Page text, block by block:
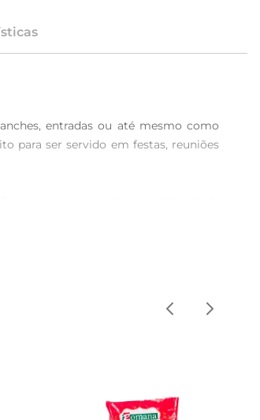
entradas ou até mesmo como
para ser servido em festas, reuniões
que despertam o apetite e tornam a
mão de uma alimentação gostosa e